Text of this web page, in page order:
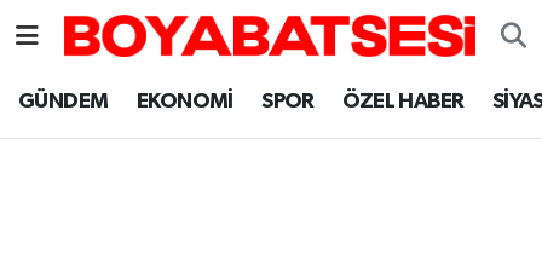
GÜNDEM EKONOMİ SPOR ÖZEL HABER
Sinop Nöbetçi Eczaneler